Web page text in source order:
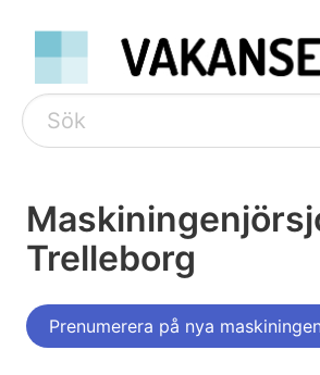
Trelleborg
Prenumerera på nya